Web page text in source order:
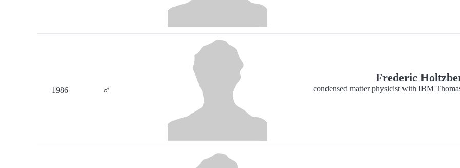
1986 ♂
Frederic
condensed matter physicist with IBM